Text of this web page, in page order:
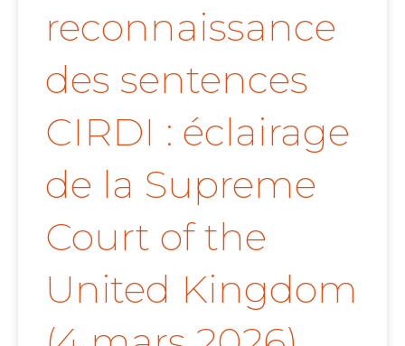
reconnaissance
des sentences
CIRDI : éclairage
de la Supreme
Court of the
United Kingdom